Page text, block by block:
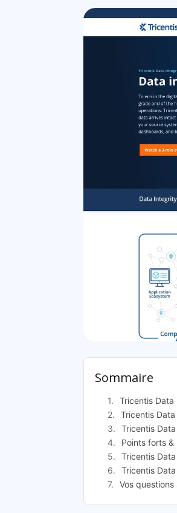
Sommaire
Tricentis
Tricentis
Tricentis
Points forts
Tricentis
Tricentis
Vos